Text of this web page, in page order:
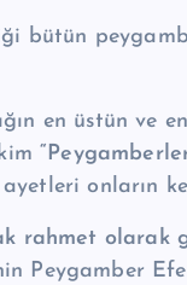
bütün
en üstün ve
ayetleri onların
rahmet olarak